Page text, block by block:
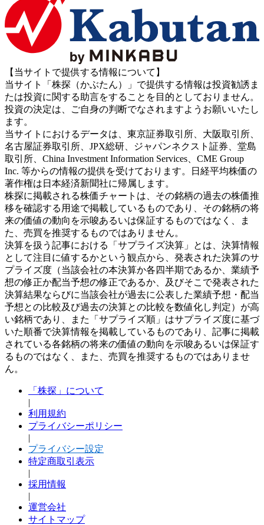
【当サイトで提供する情報について】
当サイト「株探（かぶたん）」で提供する情報は投資勧誘ま
たは投資に関する助言をすることを目的としておりません。
投資の決定は、ご自身の判断でなされますようお願いいたし
ます。
当サイトにおけるデータは、東京証券取引所、大阪取引所、
名古屋証券取引所、JPX総研、ジャパンネクスト証券、堂島
取引所、China Investment Information Services、CME Group
Inc. 等からの情報の提供を受けております。日経平均株価の
著作権は日本経済新聞社に帰属します。
株探に掲載される株価チャートは、その銘柄の過去の株価推
移を確認する用途で掲載しているものであり、その銘柄の将
来の価値の動向を示唆あるいは保証するものではなく、ま
た、売買を推奨するものではありません。
決算を扱う記事における「サプライズ決算」とは、決算情報
として注目に値するかという観点から、発表された決算のサ
プライズ度（当該会社の本決算か各四半期であるか、業績予
想の修正か配当予想の修正であるか、及びそこで発表された
決算結果ならびに当該会社が過去に公表した業績予想・配当
予想との比較及び過去の決算との比較を数値化し判定）が高
い銘柄であり、また「サプライズ順」はサプライズ度に基づ
いた順番で決算情報を掲載しているものであり、記事に掲載
されている各銘柄の将来の価値の動向を示唆あるいは保証す
るものではなく、また、売買を推奨するものではありませ
ん。
「株探」について
|
利用規約
プライバシーポリシー
|
プライバシー設定
特定商取引表示
|
採用情報
|
運営会社
サイトマップ